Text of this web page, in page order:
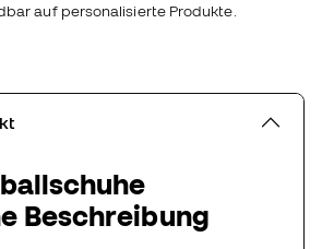
auf personalisierte Produkte.
Beschreibung